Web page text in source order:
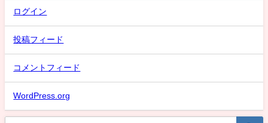
ログイン
投稿フィード
コメントフィード
WordPress.org